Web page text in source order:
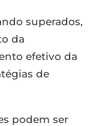
superados,
da
efetivo da
de
podem ser